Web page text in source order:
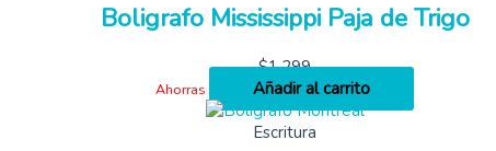
Boligrafo Mississippi Paja de Trigo
$1,299
Ahorras
Añadir al carrito
Escritura